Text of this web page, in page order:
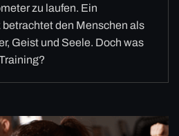
zu laufen. Ein
den Menschen als
Geist und Seele. Doch was